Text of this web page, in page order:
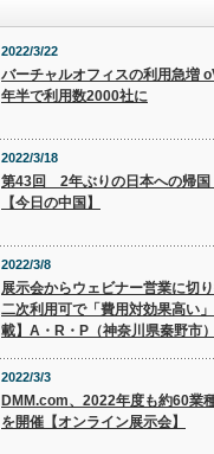
2022/3/22
バーチャルオフィスの利用急増
年半で利用数2000社に
2022/3/18
第43回 2年ぶりの日本への帰
【今日の中国】
2022/3/8
展示会からウェビナー営業に切
二次利用可で「費用対効果高い
載】A・R・P（神奈川県秦野市）
2022/3/3
DMM.com、2022年度も約60業
を開催【オンライン展示会】